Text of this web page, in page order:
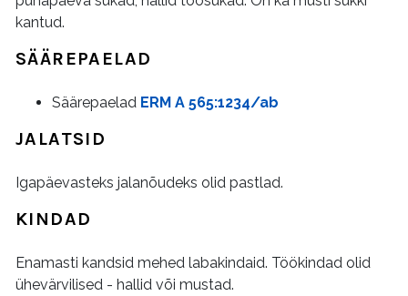
kantud.
SÄÄREPAELAD
Säärepaelad ERM A 565:1234/ab
JALATSID
Igapäevasteks jalanõudeks olid pastlad.
KINDAD
Enamasti kandsid mehed labakindaid. Töökindad olid
ühevärvilised - hallid või mustad.